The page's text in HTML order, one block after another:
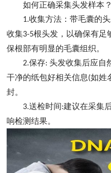
如何正确采集头发样本？
1.收集方法：带毛囊的
收集3-5根头发，以确保有足
保根部有明显的毛囊组织。
2.保存: 头发收集后应自
干净的纸包好相关信息(如姓
封。
3.送检时间:建议在采集
响检测结果。